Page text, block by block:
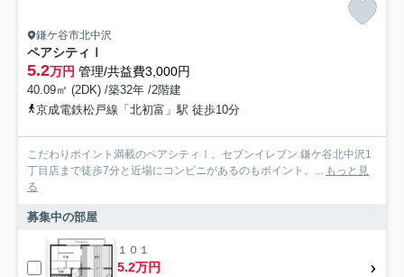
鎌ケ谷市北中沢
ペアシティⅠ
5.2万円 管理/共益費3,000円
40.09㎡ (2DK) /築32年 /2階建
京成電鉄松戸線「北初富」駅 徒歩10分
こだわりポイント満載のペアシティⅠ。セブンイレブン 鎌ケ谷北中沢1
丁目店まで徒歩7分と近場にコンビニがあるのもポイント。...
もっと見
る
募集中の部屋
１０１
5.2万円